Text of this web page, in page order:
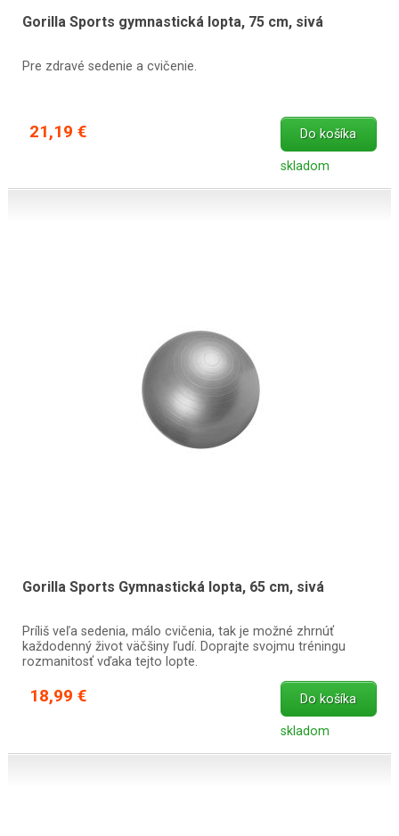
Gorilla Sports gymnastická lopta, 75 cm, sivá
Pre zdravé sedenie a cvičenie.
21,19 € Do košíka
skladom
Gorilla Sports Gymnastická lopta, 65 cm, sivá
Príliš veľa sedenia, málo cvičenia, tak je možné zhrnúť
každodenný život väčšiny ľudí. Doprajte svojmu tréningu
rozmanitosť vďaka tejto lopte.
18,99 € Do košíka
skladom